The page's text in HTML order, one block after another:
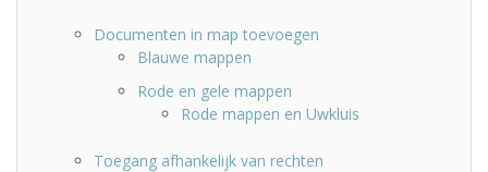
Documenten in map toevoegen
Blauwe mappen
Rode en gele mappen
Rode mappen en Uwkluis
Toegang afhankelijk van rechten